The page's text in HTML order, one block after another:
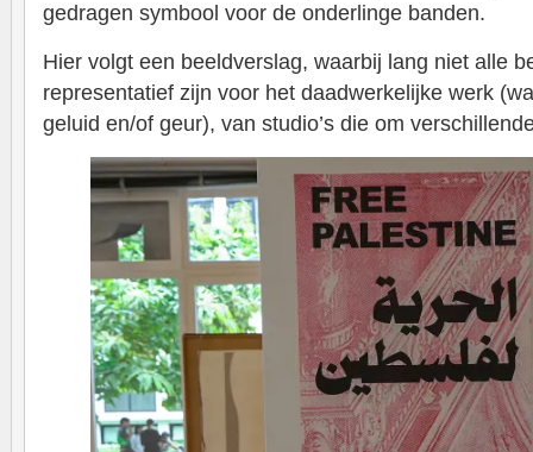
gedragen symbool voor de onderlinge banden.
Hier volgt een beeldverslag, waarbij lang niet alle
representatief zijn voor het daadwerkelijke werk
geluid en/of geur), van studio’s die om